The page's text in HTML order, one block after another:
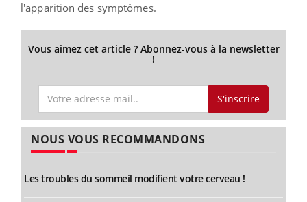
l'apparition des symptômes.
Vous aimez cet article ? Abonnez-vous à la newsletter
!
S'inscrire
NOUS VOUS RECOMMANDONS
Les troubles du sommeil modifient votre cerveau !